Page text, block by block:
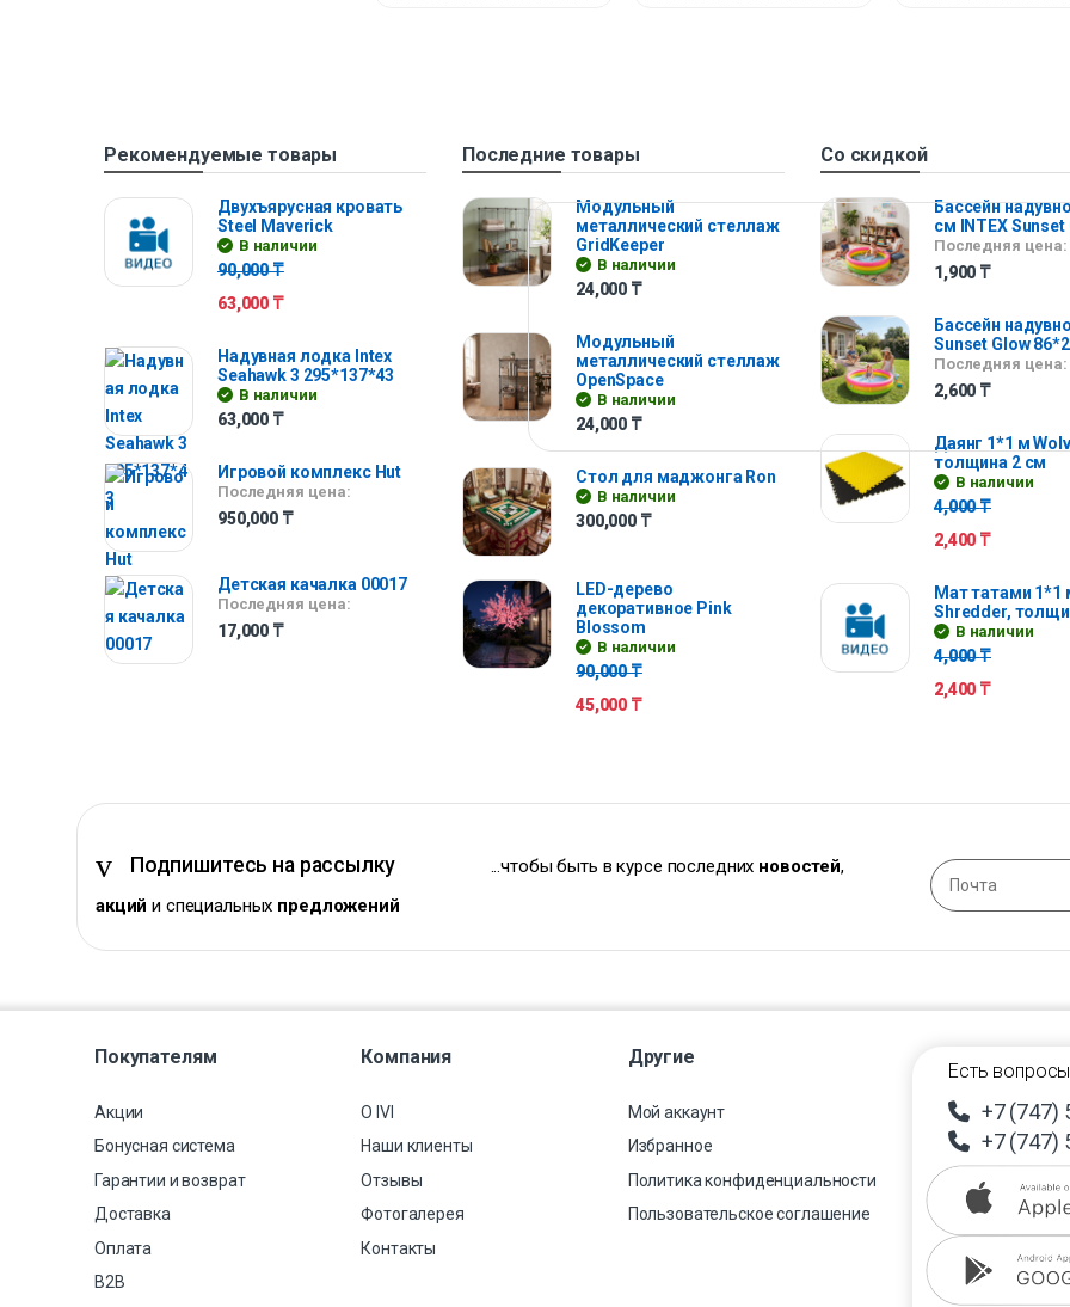
Рекомендуемые товары
Двухъярусная кровать
Steel Maverick
В наличии
90,000₸
63,000 ₸
Надувная лодка Intex
Seahawk 3 295*137*43
В наличии
63,000 ₸
Игровой комплекс Hut
Последняя цена:
950,000 ₸
Детская качалка 00017
Последняя цена:
17,000 ₸
Последние товары
Модульный
металлический стеллаж
GridKeeper
В наличии
24,000 ₸
Модульный
металлический стеллаж
OpenSpace
В наличии
24,000 ₸
Стол для маджонга Ron
В наличии
300,000 ₸
LED-дерево
декоративное Pink
Blossom
В наличии
90,000₸
45,000 ₸
Со скидкой
Бассейн
см INTEX Sunset
Последняя цена:
1,900 ₸
Бассейн
Sunset Glow
Последняя цена:
2,600 ₸
Даянг 1*1 м
толщина 2 см
В наличии
4,000₸
2,400 ₸
Мат татами 1*1
Shredder,
В наличии
4,000₸
2,400 ₸
Подпишитесь на рассылку ...чтобы быть в курсе последних новостей,
акций и специальных предложений
Покупателям
Акции
Бонусная система
Гарантии и возврат
Доставка
Оплата
B2B
Компания
О IVI
Наши клиенты
Отзывы
Фотогалерея
Контакты
Другие
Мой аккаунт
Избранное
Политика конфиденциальности
Пользовательское соглашение
Есть
+7 (747)
+7 (747)